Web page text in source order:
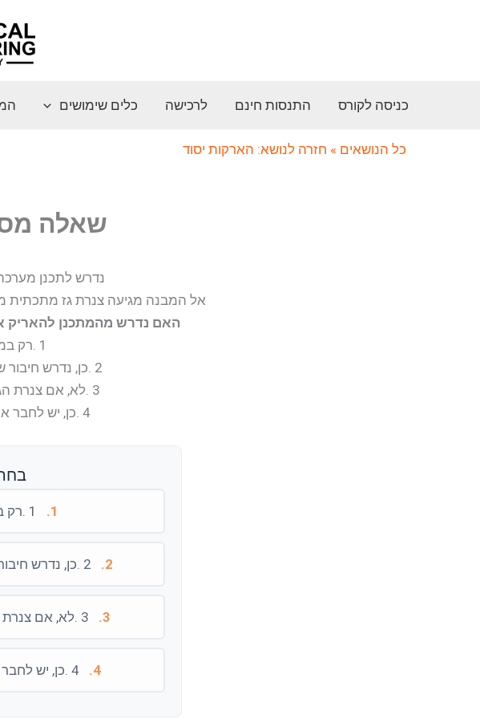
כניסה לקורס התנסות חינם לרכישה כלים שימושים
כל הנושאים » חזרה לנושא: הארקות יסוד
שאלה מס’ 410 (הארקת
נדרש לתכנן
אל המבנה מגיעה צנרת גז מתכתית
האם נדרש מהמתכנן להאריק
1 .רק במקרה שהצינור הוא של גז דליק.
2 .כן, נדרש חיבור של צנרת גז מרכזית אל פה”פ של המתקן.
3 .לא, אם צנרת הגז נמצאת במקום בו אין גישה לבני אדם.
4 .כן, יש לחבר את הצינור אל פס הארקות בלוח הראשי
1.
2.
3.
4.